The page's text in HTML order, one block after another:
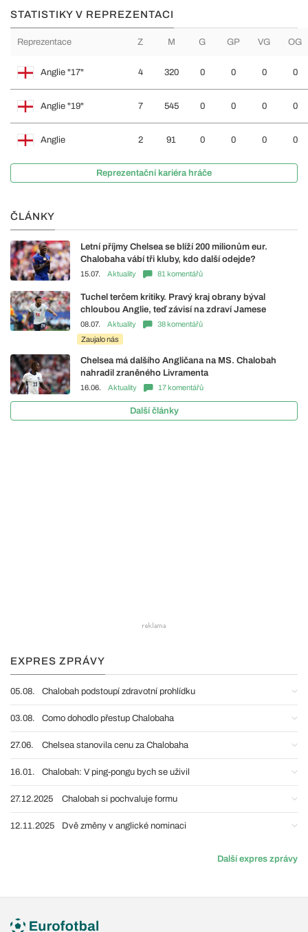
STATISTIKY V REPREZENTACI
Reprezentace Z M G GP VG OG
Anglie "17" 4 320 0 0 0 0
Anglie "19" 7 545 0 0 0 0
Anglie 2 91 0 0 0 0
Reprezentační kariéra hráče
ČLÁNKY
Letní příjmy Chelsea se blíží 200 milionům eur.
Chalobaha vábí tři kluby, kdo další odejde?
15.07. Aktuality 81 komentářů
Tuchel terčem kritiky. Pravý kraj obrany býval
chloubou Anglie, teď závisí na zdraví Jamese
08.07. Aktuality
38 komentářů
Zaujalo nás
Chelsea má dalšího Angličana na MS. Chalobah
nahradil zraněného Livramenta
16.06. Aktuality 17 komentářů
Další články
EXPRES ZPRÁVY
05.08. Chalobah podstoupí zdravotní prohlídku
03.08. Como dohodlo přestup Chalobaha
27.06. Chelsea stanovila cenu za Chalobaha
16.01. Chalobah: V ping-pongu bych se uživil
27.12.2025 Chalobah si pochvaluje formu
12.11.2025 Dvě změny v anglické nominaci
Další expres zprávy